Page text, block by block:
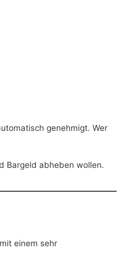
genehmigt. Wer
Bargeld abheben wollen.
einem sehr